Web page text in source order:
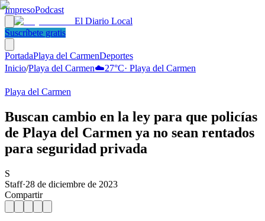
ImpresoPodcast
El Diario Local
Suscríbete gratis
PortadaPlaya del CarmenDeportes
Inicio/Playa del Carmen☁️27°C· Playa del Carmen
Playa del Carmen
Buscan cambio en la ley para que policías
de Playa del Carmen ya no sean rentados
para seguridad privada
S
Staff·28 de diciembre de 2023
Compartir